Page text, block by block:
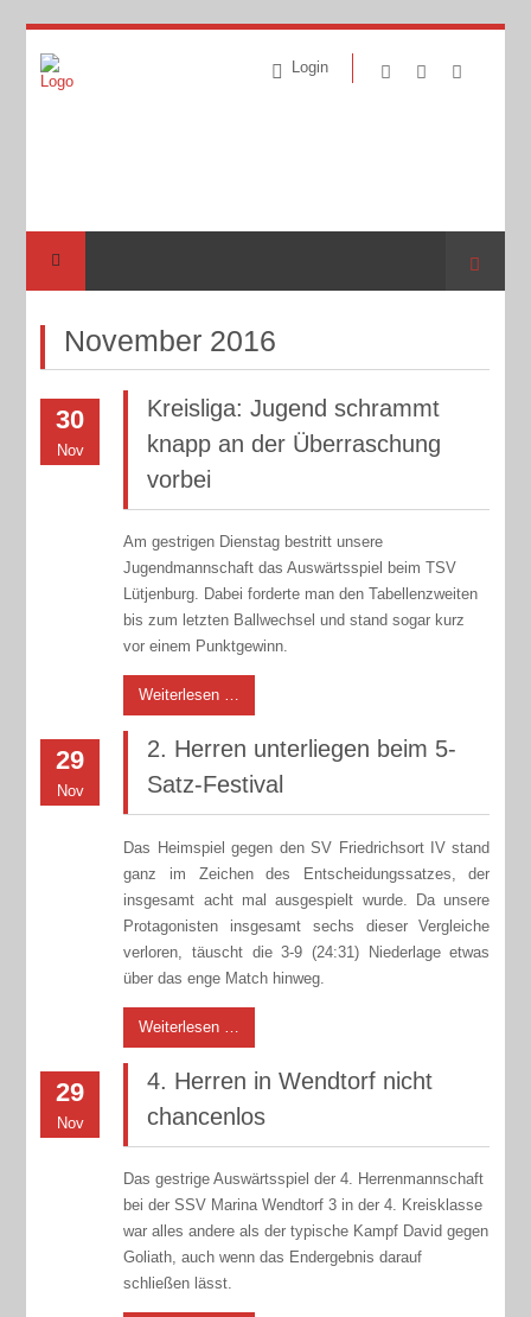
Login
Suche
November 2016
30
Nov
Kreisliga: Jugend schrammt
knapp an der Überraschung
vorbei
Am gestrigen Dienstag bestritt unsere
Jugendmannschaft das Auswärtsspiel beim TSV
Lütjenburg. Dabei forderte man den Tabellenzweiten
bis zum letzten Ballwechsel und stand sogar kurz
vor einem Punktgewinn.
Weiterlesen …
29
Nov
2. Herren unterliegen beim 5-
Satz-Festival
Das Heimspiel gegen den SV Friedrichsort IV stand
ganz im Zeichen des Entscheidungssatzes, der
insgesamt acht mal ausgespielt wurde. Da unsere
Protagonisten insgesamt sechs dieser Vergleiche
verloren, täuscht die 3-9 (24:31) Niederlage etwas
über das enge Match hinweg.
Weiterlesen …
29
Nov
4. Herren in Wendtorf nicht
chancenlos
Das gestrige Auswärtsspiel der 4. Herrenmannschaft
bei der SSV Marina Wendtorf 3 in der 4. Kreisklasse
war alles andere als der typische Kampf David gegen
Goliath, auch wenn das Endergebnis darauf
schließen lässt.